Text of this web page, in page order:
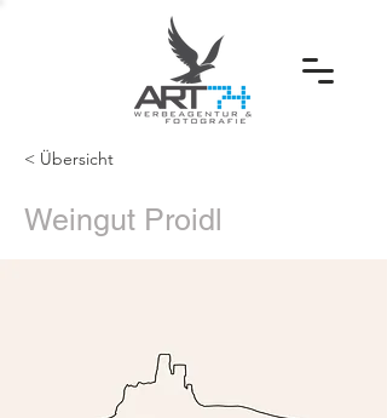
< Übersicht
Weingut Proidl